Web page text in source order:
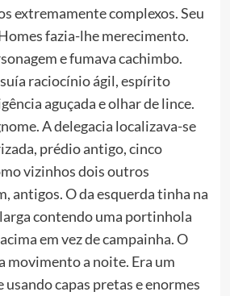
extremamente complexos. Seu
fazia-lhe merecimento.
e fumava cachimbo.
raciocínio ágil, espírito
aguçada e olhar de lince.
A delegacia localizava-se
prédio antigo, cinco
vizinhos dois outros
antigos. O da esquerda tinha na
contendo uma portinhola
em vez de campainha. O
movimento a noite. Era um
capas pretas e enormes